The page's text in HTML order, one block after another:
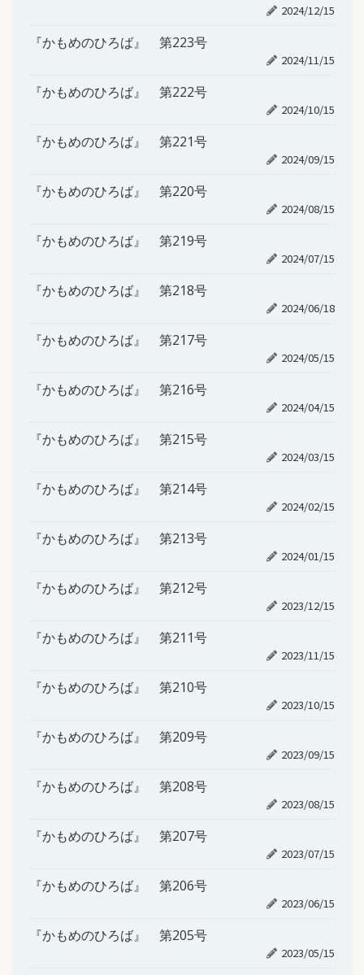
2024/12/15
『かもめのひろば』 第223号
2024/11/15
『かもめのひろば』 第222号
2024/10/15
『かもめのひろば』 第221号
2024/09/15
『かもめのひろば』 第220号
2024/08/15
『かもめのひろば』 第219号
2024/07/15
『かもめのひろば』 第218号
2024/06/18
『かもめのひろば』 第217号
2024/05/15
『かもめのひろば』 第216号
2024/04/15
『かもめのひろば』 第215号
2024/03/15
『かもめのひろば』 第214号
2024/02/15
『かもめのひろば』 第213号
2024/01/15
『かもめのひろば』 第212号
2023/12/15
『かもめのひろば』 第211号
2023/11/15
『かもめのひろば』 第210号
2023/10/15
『かもめのひろば』 第209号
2023/09/15
『かもめのひろば』 第208号
2023/08/15
『かもめのひろば』 第207号
2023/07/15
『かもめのひろば』 第206号
2023/06/15
『かもめのひろば』 第205号
2023/05/15